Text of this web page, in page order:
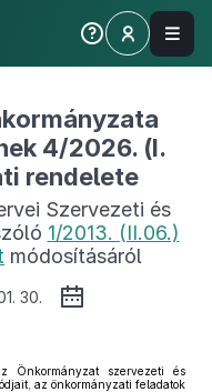
4/2026. (I.
rendelete
Szervezeti és
1/2013. (II.06.)
módosításáról
30.
Önkormányzat szervezeti és
az önkormányzati feladatok